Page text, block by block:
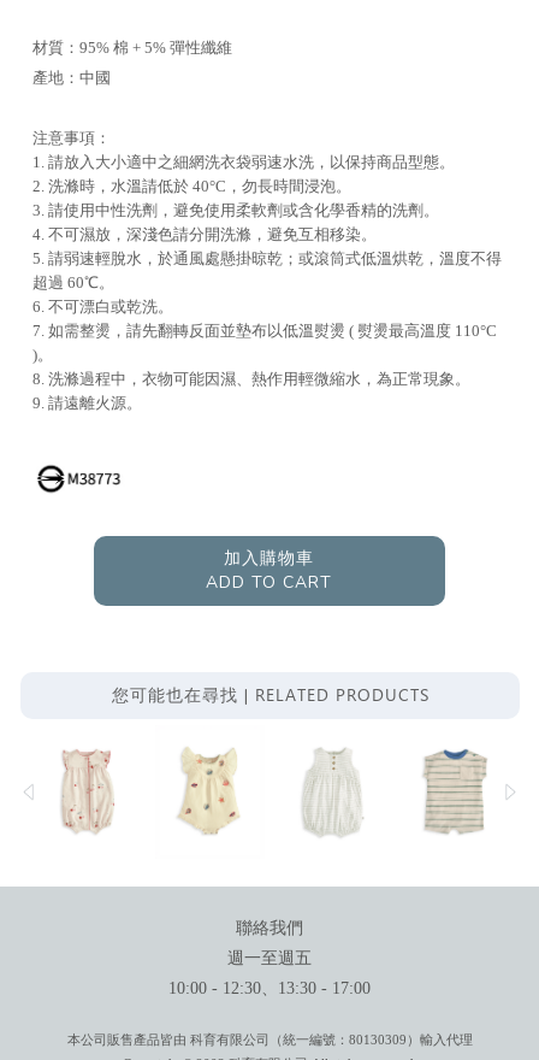
材質：95% 棉 + 5% 彈性纖維
產地：中國
注意事項：
1. 請放入大小適中之細網洗衣袋弱速水洗，以保持商品型態。
2. 洗滌時，水溫請低於 40°C，勿長時間浸泡。
3. 請使用中性洗劑，避免使用柔軟劑或含化學香精的洗劑。
4. 不可濕放，深淺色請分開洗滌，避免互相移染。
5. 請弱速輕脫水，於通風處懸掛晾乾；或滾筒式低溫烘乾，溫度不得
超過 60℃。
6. 不可漂白或乾洗。
7. 如需整燙，請先翻轉反面並墊布以低溫熨燙 ( 熨燙最高溫度 110°C
)。
8. 洗滌過程中，衣物可能因濕、熱作用輕微縮水，為正常現象。
9. 請遠離火源。
加入購物車
ADD TO CART
您可能也在尋找 | RELATED PRODUCTS
聯絡我們
週一至週五
10:00 - 12:30、13:30 - 17:00
本公司販售產品皆由 科育有限公司（統一編號：80130309）輸入代理